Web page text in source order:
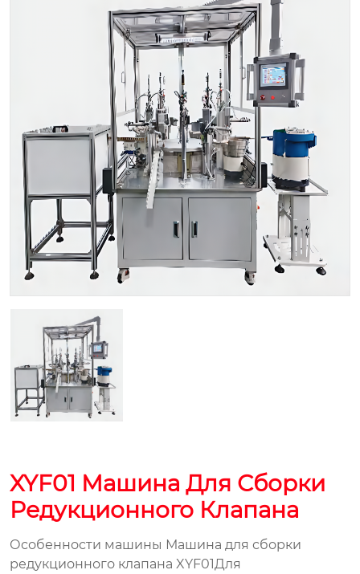
XYF01 Машина Для Сборки
Редукционного Клапана
Особенности машины Машина для сборки
редукционного клапана XYF01Для